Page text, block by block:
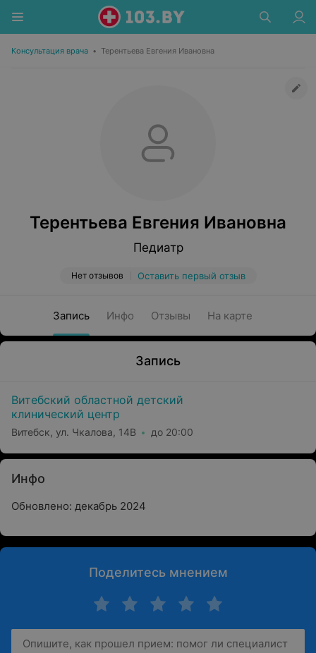
Консультация врача • Терентьева Евгения Ивановна
Терентьева Евгения Ивановна
Педиатр
Нет отзывов Оставить первый отзыв
Запись Инфо Отзывы На карте
Запись
Витебский областной детский
клинический центр
Витебск, ул. Чкалова, 14В до 20:00
Инфо
Обновлено: декабрь 2024
Поделитесь мнением